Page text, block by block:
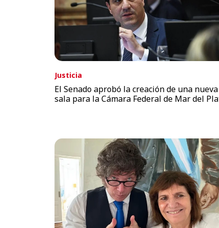
Justicia
El Senado aprobó la creación de una nueva
sala para la Cámara Federal de Mar del